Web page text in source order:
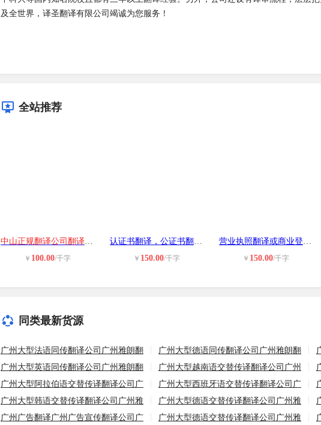
及全世界，译圣翻译有限公司竭诚为您服务！
全站推荐
中山正规翻译公司翻译盖章，中文翻译
￥ 100.00/千字
认证书翻译，公证书翻译，往来邮件翻
￥ 150.00/千字
营业执照翻译或商业登记证翻译或章程
￥ 150.00/千字
同类最新货源
广州大型法语同传翻译公司广州雅朗翻 广州大型德语同传翻译公司广州雅朗翻
广州大型英语同传翻译公司广州雅朗翻
广州大型越南语交替传译翻译公司广州
广州大型阿拉伯语交替传译翻译公司广
广州大型西班牙语交替传译翻译公司广
广州大型韩语交替传译翻译公司广州雅
广州大型德语交替传译翻译公司广州雅
广州广告翻译广州广告宣传翻译公司广
广州大型德语交替传译翻译公司广州雅